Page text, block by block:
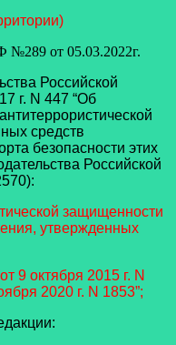
Российской
г. N 447 “Об
средств
безопасности этих
Российской
защищенности
утвержденных
9 октября 2015 г. N
2020 г. N 1853”;